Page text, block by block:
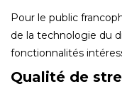
Pour le public
de la technologie du
fonctionnalités
Qualité de